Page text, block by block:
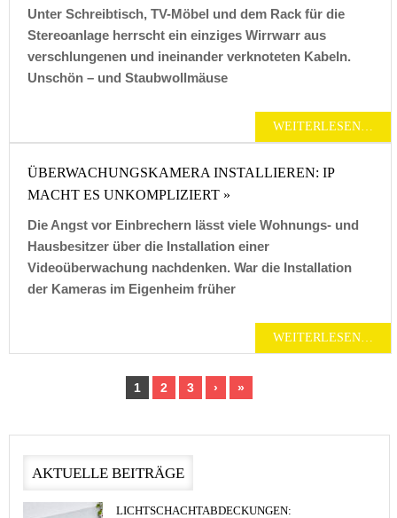
Unter Schreibtisch, TV-Möbel und dem Rack für die
Stereoanlage herrscht ein einziges Wirrwarr aus
verschlungenen und ineinander verknoteten Kabeln.
Unschön – und Staubwollmäuse
WEITERLESEN…
ÜBERWACHUNGSKAMERA INSTALLIEREN: IP
MACHT ES UNKOMPLIZIERT »
Die Angst vor Einbrechern lässt viele Wohnungs- und
Hausbesitzer über die Installation einer
Videoüberwachung nachdenken. War die Installation
der Kameras im Eigenheim früher
WEITERLESEN…
1 2 3 › »
AKTUELLE BEITRÄGE
LICHTSCHACHTABDECKUNGEN: